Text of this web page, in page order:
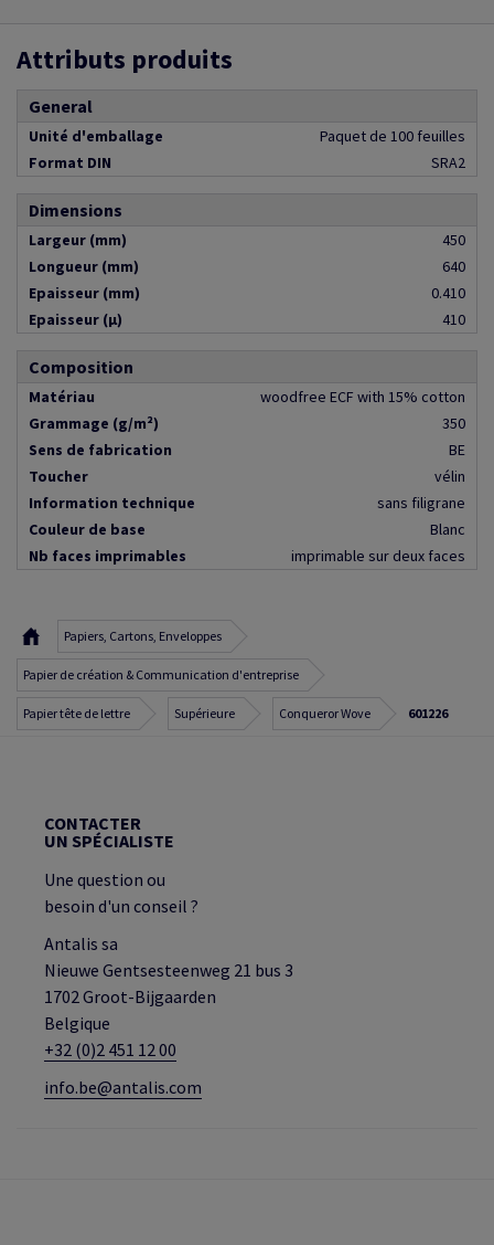
Attributs produits
General
Unité d'emballage
Paquet de 100 feuilles
Format DIN
SRA2
Dimensions
Largeur (mm)
450
Longueur (mm)
640
Epaisseur (mm)
0.410
Epaisseur (µ)
410
Composition
Matériau
woodfree ECF with 15% cotton
Grammage (g/m²)
350
Sens de fabrication
BE
Toucher
vélin
Information technique
sans filigrane
Couleur de base
Blanc
Nb faces imprimables
imprimable sur deux faces
Papiers, Cartons, Enveloppes
Papier de création & Communication d'entreprise
Papier tête de lettre Supérieure Conqueror Wove 601226
CONTACTER
UN SPÉCIALISTE
Une question ou
besoin d'un conseil ?
Antalis sa
Nieuwe Gentsesteenweg 21 bus 3
1702 Groot-Bijgaarden
Belgique
+32 (0)2 451 12 00
info.be@antalis.com